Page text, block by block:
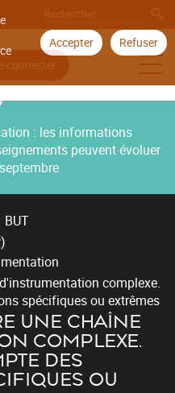
Accepter Refuser
connecter
: les informations
peuvent évoluer
BUT
complexe.
spécifiques ou extrêmes
UNE CHAÎNE
COMPLEXE.
DES
OU